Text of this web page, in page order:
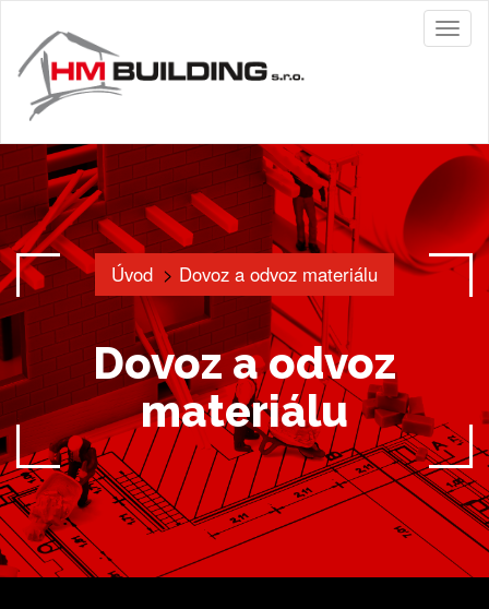
Úvod Dovoz a odvoz materiálu
Dovoz a odvoz
materiálu